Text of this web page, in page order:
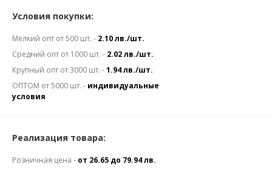
Условия покупки:
Мелкий опт от 500 шт. - 2.10 лв./шт.
Средний опт от 1000 шт. - 2.02 лв./шт.
Крупный опт от 3000 шт. -1.94 лв./шт.
ОПТОМ от 5000 шт. - индивидуальные
условия
Реализация товара:
Розничная цена - от 26.65 до 79.94 лв.